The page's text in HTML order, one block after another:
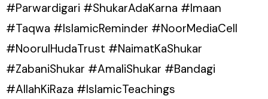
#Parwardigari #ShukarAdaKarna #Imaan
#Taqwa #IslamicReminder #NoorMediaCell
#NoorulHudaTrust #NaimatKaShukar
#ZabaniShukar #AmaliShukar #Bandagi
#AllahKiRaza #IslamicTeachings